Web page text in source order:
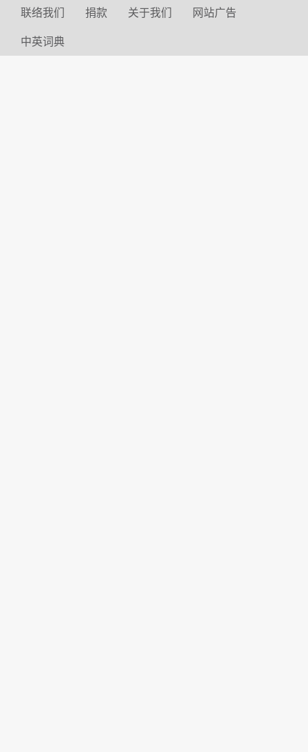
联络我们 捐款 关于我们 网站广告
中英词典